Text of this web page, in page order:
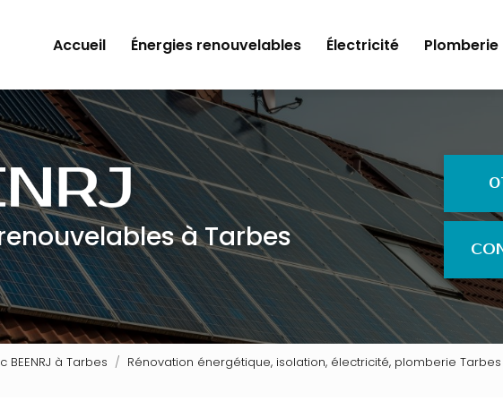
Accueil
Énergies renouvelables Électricité Plomberie
à Tarbes
à Tarbes
Rénovation énergétique, isolation, électricité, plomberie Tarbes